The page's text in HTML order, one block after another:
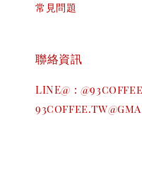
常見問題
聯絡資訊
LINE@ :